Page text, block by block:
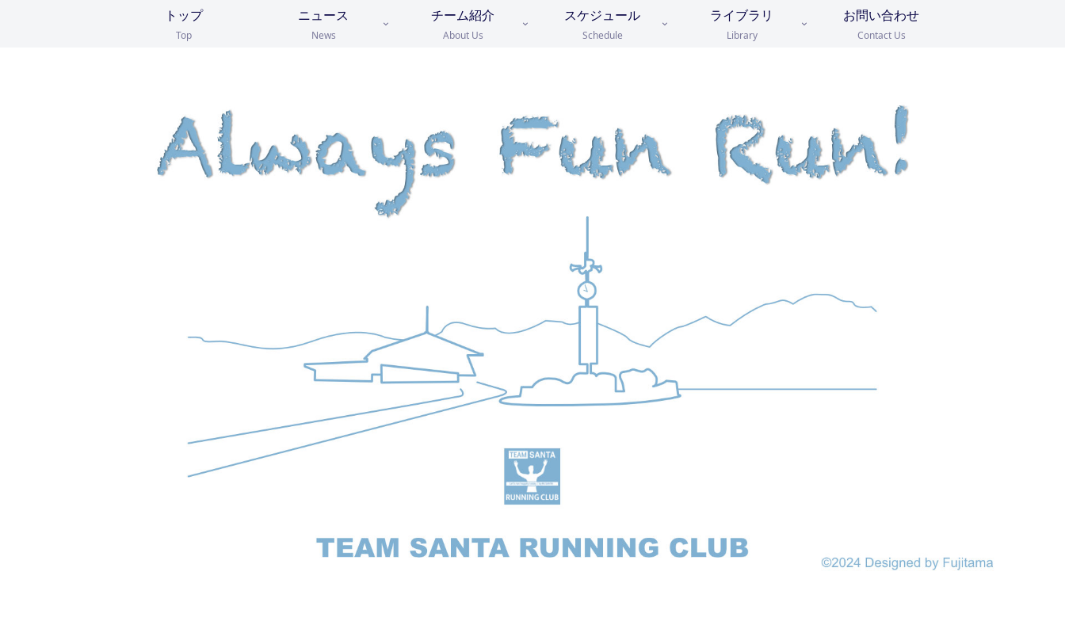
トップ
Top
ニュース
News
チーム紹介
About Us
スケジュール
Schedule
ライブラリ
Library
お問い合わせ
Contact Us